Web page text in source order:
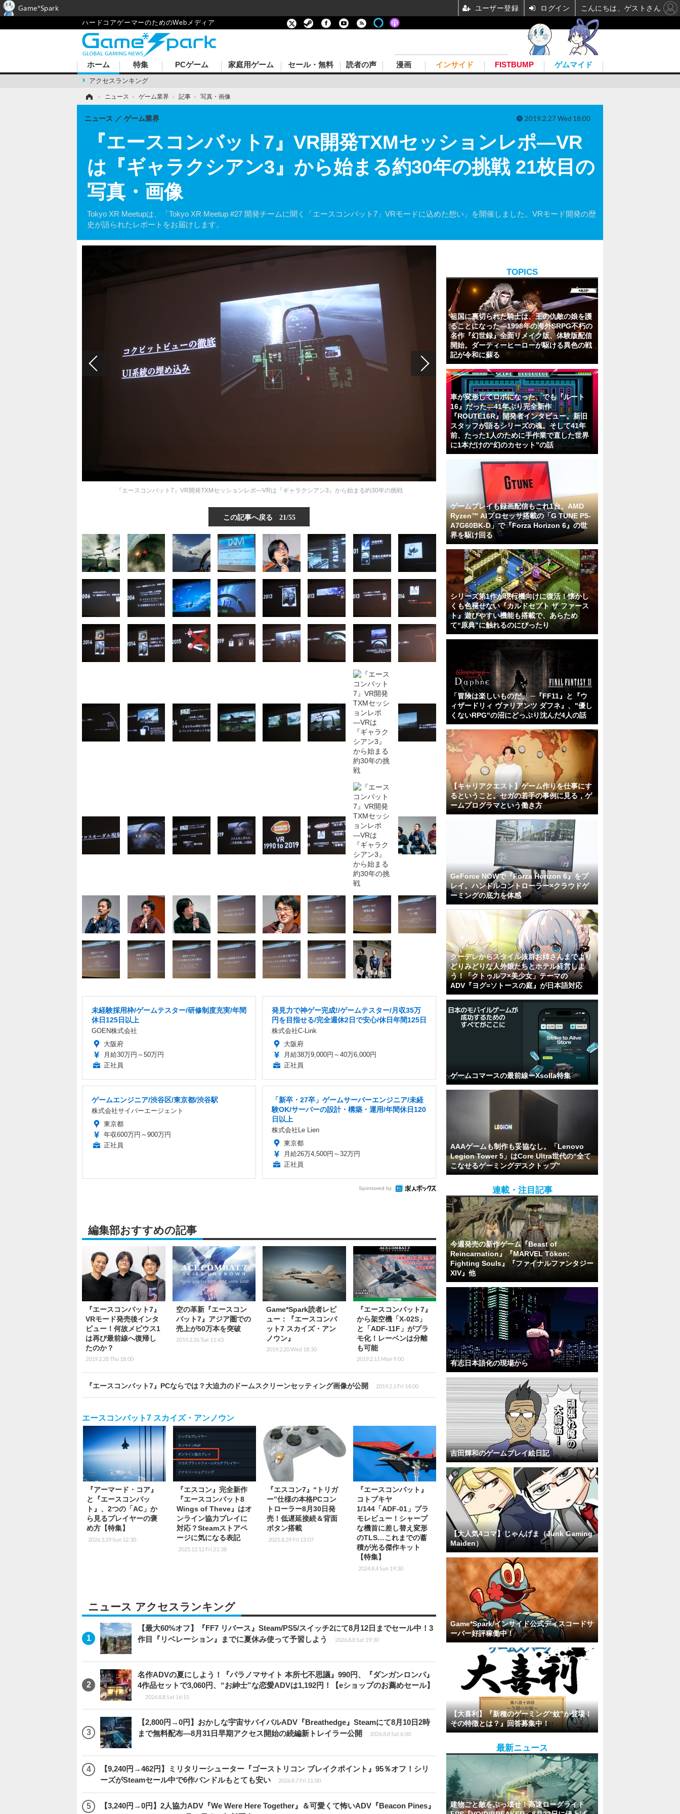
ハードコアゲーマーのためのWebメディア
ホーム
アクセスランキング
特集 PCゲーム 家庭用ゲーム セール・無料 読者の声 漫画 インサイド FISTBUMP ゲムマイド
› ニュース › ゲーム業界 › 記事 › 写真・画像
『エースコンバット7』VR開発TXMセッションレポ―VR
は『ギャラクシアン3』から始まる約30年の挑戦 21枚目の
写真・画像
Tokyo XR Meetupは、「Tokyo XR Meetup #27 開発チームに聞く「エースコンバット7」VRモードに込めた想い」を開催しました。VRモード開発の歴
史が語られたレポートをお届けします。
ニュース ゲーム業界 2019.2.27 Wed 18:00
『エースコンバット7』VR開発TXMセッションレポ―VRは『ギャラクシアン3』から始まる約30年の挑戦
この記事へ戻る 21/55
未経験採用枠/ゲームテスター/研修制度充実/年間
休日125日以上
GOEN株式会社
大阪府
月給30万円～50万円
正社員
発見力で神ゲー完成!/ゲームテスター/月収35万
円を目指せる/完全週休2日で安心/休日年間125日
株式会社C-Link
大阪府
月給38万9,000円～40万6,000円
正社員
ゲームエンジニア/渋谷区/東京都/渋谷駅
株式会社サイバーエージェント
東京都
年収600万円～900万円
正社員
「新卒・27卒」ゲームサーバーエンジニア/未経
験OK/サーバーの設計・構築・運用/年間休日120
日以上
株式会社Le Lien
東京都
月給26万4,500円～32万円
正社員
Sponsored by
編集部おすすめの記事
『エースコンバット7』
VRモード発売後インタ
ビュー！何故メビウス1
は再び最前線へ復帰し
たのか？
2019.2.28 Thu 18:00
空の革新『エースコン
バット7』アジア圏での
売上が50万本を突破
2019.2.26 Tue 11:43
Game*Spark読者レビ
ュー：『エースコンバ
ット7 スカイズ・アン
ノウン』
2019.2.20 Wed 18:30
『エースコンバット7』
から架空機「X-02S」
と「ADF-11F」がプラ
モ化！レーベンは分離
も可能
2019.2.11 Mon 9:00
『エースコンバット7』PCならでは？大迫力のドームスクリーンセッティング画像が公開 2019.2.1 Fri 14:00
エースコンバット7 スカイズ・アンノウン
『アーマード・コア』
と『エースコンバッ
ト』、2つの「AC」か
ら見るプレイヤーの褒
め方【特集】
2026.3.29 Sun 12:30
『エスコン』完全新作
『エースコンバット8
Wings of Theve』はオ
ンライン協力プレイに
対応？Steamストアペ
ージに気になる表記
2025.12.12 Fri 21:38
『エスコン7』“トリガ
ー”仕様の本格PCコン
トローラー8月30日発
売！低遅延接続＆背面
ボタン搭載
2025.8.29 Fri 13:07
『エースコンバット』
コトブキヤ
1/144「ADF-01」プラ
モレビュー！シャープ
な機首に差し替え変形
のTLS…これまでの蓄
積が光る傑作キット
【特集】
2024.8.4 Sun 19:30
ニュース アクセスランキング
【最大60%オフ】『FF7 リバース』Steam/PS5/スイッチ2にて8月12日までセール中！3
作目『リベレーション』までに夏休み使って予習しよう
2026.8.8 Sat 19:30
名作ADVの夏にしよう！『パラノマサイト 本所七不思議』990円、『ダンガンロンパ』
4作品セットで3,060円、“お紳士”な恋愛ADVは1,192円！【eショップのお薦めセール】
2026.8.8 Sat 16:15
【2,800円→0円】おかしな宇宙サバイバルADV『Breathedge』Steamにて8月10日2時
まで無料配布―8月31日早期アクセス開始の続編新トレイラー公開
2026.8.8 Sat 6:00
【9,240円→462円】ミリタリーシューター『ゴーストリコン ブレイクポイント』95％オフ！シリ
ーズがSteamセール中で6作バンドルもとても安い
2026.8.7 Fri 11:00
【3,240円→0円】2人協力ADV『We Were Here Together』＆可愛くて怖いADV『Beacon Pines』
TOPICS
祖国に裏切られた騎士は、王の仇敵の娘を護
ることになった―1998年の海外SRPG不朽の
名作『幻世録』全面リメイク版、体験版配信
開始。ダーティーヒーローが駆ける異色の戦
記が令和に蘇る
車が変形してロボになった、でも『ルート
16』だった―41年ぶり完全新作
『ROUTE16R』開発者インタビュー。新旧
スタッフが語るシリーズの魂。そして41年
前、たった1人のために手作業で直した世界
に1本だけの“幻のカセット”の話
ゲームプレイも録画配信もこれ1台。AMD
Ryzen™ AIプロセッサ搭載の「G TUNE P5-
A7G60BK-D」で『Forza Horizon 6』の世
界を駆け回る
シリーズ第1作が現行機向けに復活！懐かし
くも色褪せない『カルドセプト ザ ファース
ト』遊びやすい機能も搭載で、あらため
て“原典”に触れるのにぴったり
「冒険は楽しいものだ」 ─『FF11』と『ウ
ィザードリィ ヴァリアンツ ダフネ』、"優し
くないRPG"の沼にどっぷり沈んだ4人の話
【キャリアクエスト】ゲーム作りを仕事にす
るということ。セガの若手の事例に見る，ゲ
ームプログラマという働き方
GeForce NOWで『Forza Horizon 6』をプ
レイ。ハンドルコントローラー×クラウドゲ
ーミングの底力を体感
クーデレからスタイル抜群お姉さんまでより
どりみどりな人外娘たちとホテル経営しよ
う！「クトゥルフ×美少女」テーマの
ADV『ヨグ=ソトースの庭』が日本語対応
ゲームコマースの最前線ーXsolla特集
AAAゲームも制作も妥協なし。「Lenovo
Legion Tower 5」はCore Ultra世代の“全て
こなせるゲーミングデスクトップ”
連載・注目記事
今週発売の新作ゲーム『Beast of
Reincarnation』『MARVEL Tōkon:
Fighting Souls』『ファイナルファンタジー
XIV』他
有志日本語化の現場から
吉田輝和のゲームプレイ絵日記
【大人気4コマ】じゃんげま（Junk Gaming
Maiden）
Game*Spark/インサイド公式ディスコードサ
ーバー好評稼働中！
【大喜利】『新種のゲーミング“蚊”が登場！
その特徴とは？』回答募集中！
最新ニュース
建物ごと敵をぶっ壊せ！高速ローグライト
Game*Spark ユーザー登録 ログイン こんにちは、ゲストさん